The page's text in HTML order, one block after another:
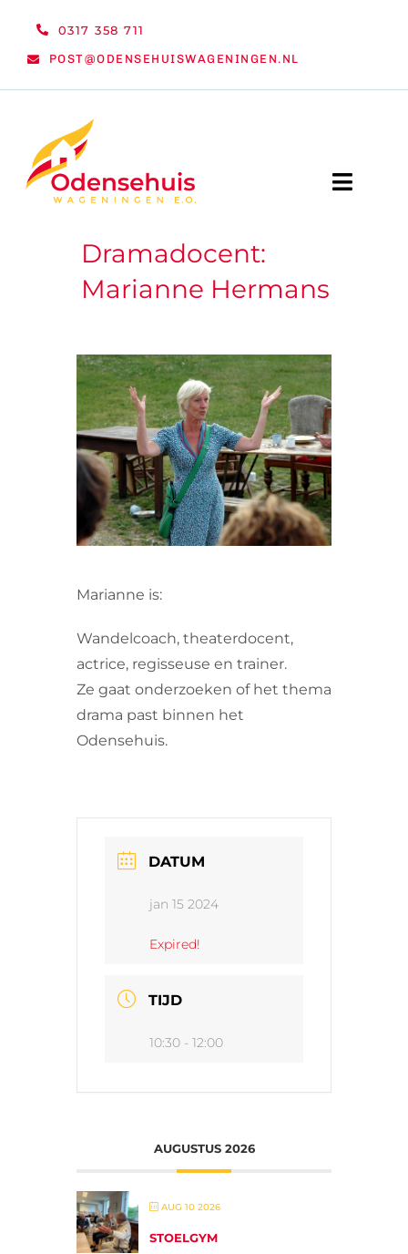
0317 358 711
POST@ODENSEHUISWAGENINGEN.NL
Toggle
WELKOM
ORGANISATIE
VRIJWILLIGERS & STAGIAIRES
CONTACT
Dramadocent:
Marianne Hermans
Marianne is:
Wandelcoach, theaterdocent,
actrice, regisseuse en trainer.
Ze gaat onderzoeken of het thema
drama past binnen het
Odensehuis.
DATUM
jan 15 2024
Expired!
TIJD
10:30 - 12:00
AUGUSTUS 2026
AUG 10 2026
STOELGYM